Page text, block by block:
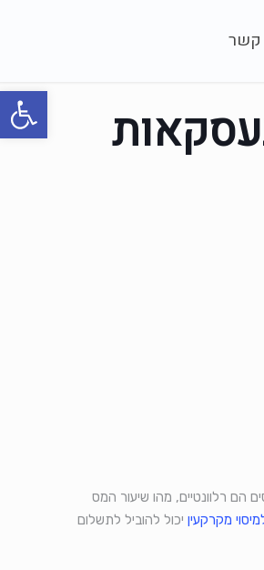
פתח
קשר
הם רלוונטיים, מהו שיעור המס
מקרקעין יכול להוביל לתשלום